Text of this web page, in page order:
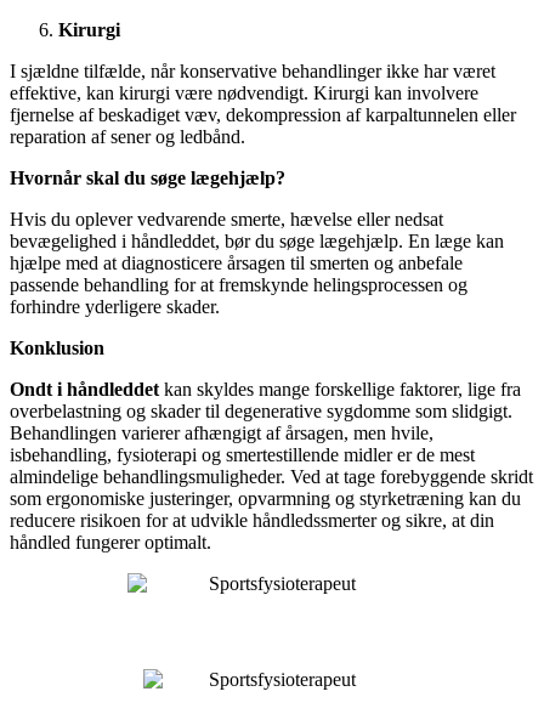
Kirurgi
I sjældne tilfælde, når konservative behandlinger ikke har været
effektive, kan kirurgi være nødvendigt. Kirurgi kan involvere
fjernelse af beskadiget væv, dekompression af karpaltunnelen eller
reparation af sener og ledbånd.
Hvornår skal du søge lægehjælp?
Hvis du oplever vedvarende smerte, hævelse eller nedsat
bevægelighed i håndleddet, bør du søge lægehjælp. En læge kan
hjælpe med at diagnosticere årsagen til smerten og anbefale
passende behandling for at fremskynde helingsprocessen og
forhindre yderligere skader.
Konklusion
Ondt i håndleddet kan skyldes mange forskellige faktorer, lige fra
overbelastning og skader til degenerative sygdomme som slidgigt.
Behandlingen varierer afhængigt af årsagen, men hvile,
isbehandling, fysioterapi og smertestillende midler er de mest
almindelige behandlingsmuligheder. Ved at tage forebyggende skridt
som ergonomiske justeringer, opvarmning og styrketræning kan du
reducere risikoen for at udvikle håndledssmerter og sikre, at din
håndled fungerer optimalt.